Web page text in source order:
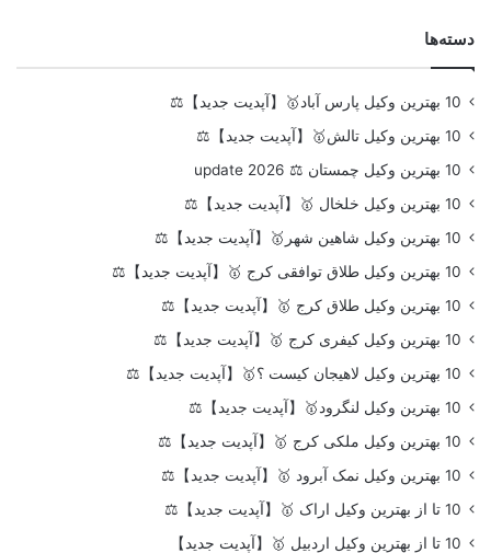
دسته‌ها
10 بهترین وکیل پارس آباد🥇【آپدیت جدید】⚖️
10 بهترین وکیل تالش🥇【آپدیت جدید】⚖️
10 بهترین وکیل چمستان ⚖️ update 2026
10 بهترین وکیل خلخال 🥇【آپدیت جدید】⚖️
10 بهترین وکیل شاهین شهر🥇【آپدیت جدید】⚖️
10 بهترین وکیل طلاق توافقی کرج 🥇【آپدیت جدید】⚖️
10 بهترین وکیل طلاق کرج 🥇【آپدیت جدید】⚖️
10 بهترین وکیل کیفری کرج 🥇【آپدیت جدید】⚖️
10 بهترین وکیل لاهیجان کیست ؟🥇【آپدیت جدید】⚖️
10 بهترین وکیل لنگرود🥇【آپدیت جدید】⚖️
10 بهترین وکیل ملکی کرج 🥇【آپدیت جدید】⚖️
10 بهترین وکیل نمک آبرود 🥇【آپدیت جدید】⚖️
10 تا از بهترین وکیل اراک 🥇【آپدیت جدید】⚖️
10 تا از بهترین وکیل اردبیل 🥇【آپدیت جدید】